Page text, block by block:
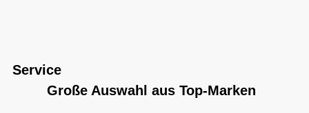
Service
Große Auswahl aus Top-Marken